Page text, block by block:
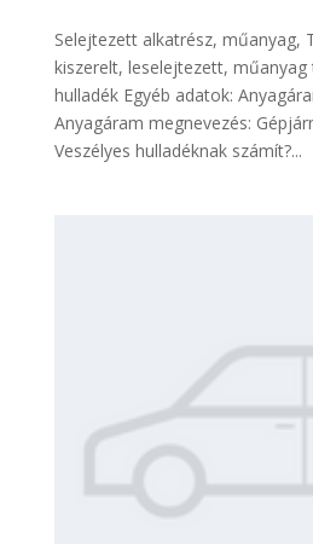
Selejtezett alkatrész, műanyag,
kiszerelt, leselejtezett,
hulladék Egyéb adatok:
Anyagáram megnevezés:
Veszélyes hulladéknak számít?...